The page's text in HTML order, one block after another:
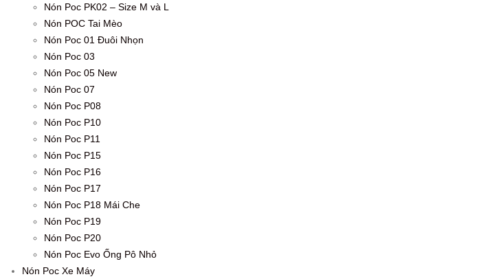
Nón Poc PK02 – Size M và L
Nón POC Tai Mèo
Nón Poc 01 Đuôi Nhọn
Nón Poc 03
Nón Poc 05 New
Nón Poc 07
Nón Poc P08
Nón Poc P10
Nón Poc P11
Nón Poc P15
Nón Poc P16
Nón Poc P17
Nón Poc P18 Mái Che
Nón Poc P19
Nón Poc P20
Nón Poc Evo Ống Pô Nhỏ
Nón Poc Xe Máy